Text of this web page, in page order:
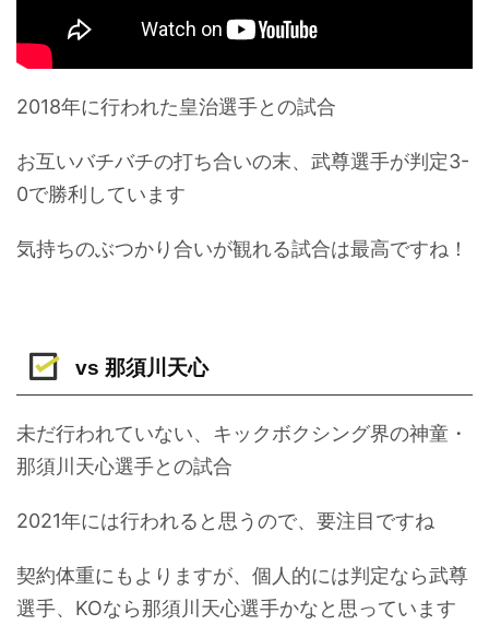
2018年に行われた皇治選手との試合
お互いバチバチの打ち合いの末、武尊選手が判定3-
0で勝利しています
気持ちのぶつかり合いが観れる試合は最高ですね！
vs 那須川天心
未だ行われていない、キックボクシング界の神童・
那須川天心選手との試合
2021年には行われると思うので、要注目ですね
契約体重にもよりますが、個人的には判定なら武尊
選手、KOなら那須川天心選手かなと思っています